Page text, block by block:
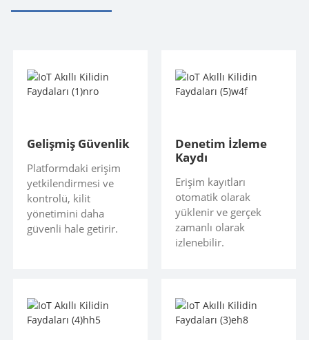
Gelişmiş Güvenlik
Platformdaki erişim
yetkilendirmesi ve
kontrolü, kilit
yönetimini daha
güvenli hale getirir.
Denetim İzleme
Kaydı
Erişim kayıtları
otomatik olarak
yüklenir ve gerçek
zamanlı olarak
izlenebilir.